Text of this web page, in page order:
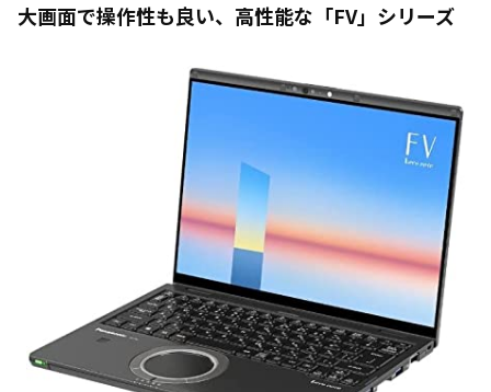
大画面で操作性も良い、高性能な「FV」シリーズ